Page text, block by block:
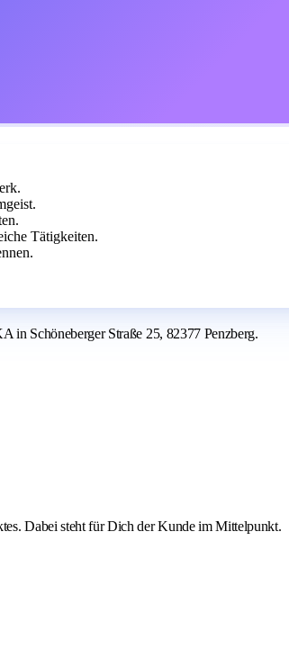
Tätigkeiten.
in Schöneberger Straße 25, 82377 Penzberg.
Dabei steht für Dich der Kunde im Mittelpunkt.